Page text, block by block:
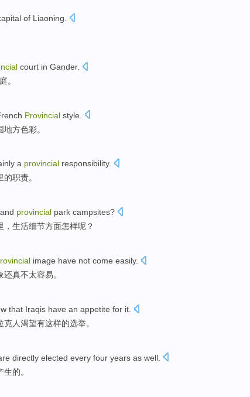
of Liaoning
court in Gander.
。
Provincial style
地方色彩。
a provincial responsibility.
的职责。
and provincial park campsites?
，生活细节方面怎样呢？
image have not come easily.
还真不太容易。
that Iraqis have an appetite for it
克人渴望有这样的选举。
directly elected every four years as well.
生的。